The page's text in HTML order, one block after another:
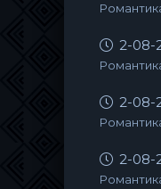
2-08-
2-08-
2-08-